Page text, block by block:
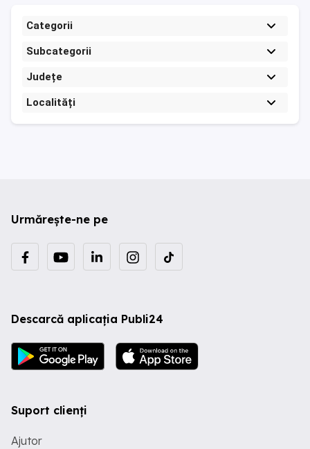
Categorii
Subcategorii
Județe
Localități
Urmărește-ne pe
Descarcă aplicația Publi24
Suport clienți
Ajutor